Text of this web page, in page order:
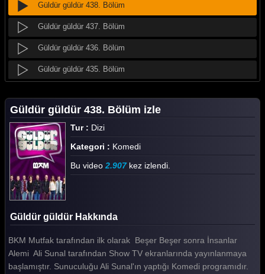
Güldür güldür 438. Bölüm
Güldür güldür 437. Bölüm
Güldür güldür 436. Bölüm
Güldür güldür 435. Bölüm
Güldür güldür 433. Bölüm
Güldür güldür 432. Bölüm
Güldür güldür 431. Bölüm
Güldür güldür 430. Bölüm
Güldür güldür 429. Bölüm
Güldür güldür 428. Bölüm
Güldür güldür 427. Bölüm
Güldür güldür 426. Bölüm
Güldür güldür 438. Bölüm izle
Tur : Dizi
Kategori : Komedi
Bu video 2.907kez izlendi.
Güldür güldür Hakkında
BKM Mutfak tarafından ilk olarak Beşer Beşer sonra İnsanlar
Alemi Ali Sunal tarafından Show TV ekranlarında yayınlanmaya
başlamıştır. Sunuculuğu Ali Sunal'ın yaptığı Komedi programıdır.